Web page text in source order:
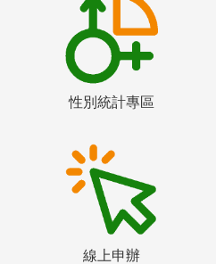
性別統計專區
線上申辦